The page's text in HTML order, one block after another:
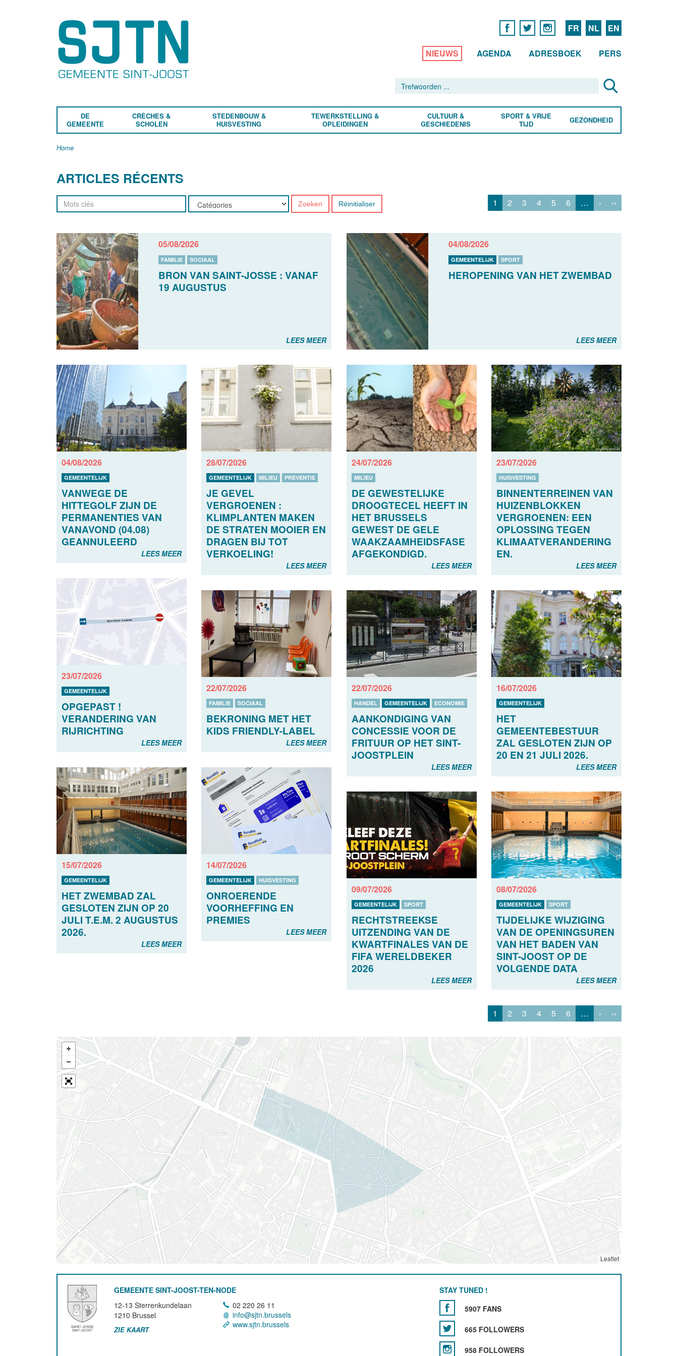
FR NL EN
NIEUWS AGENDA ADRESBOEK PERS
DE
GEMEENTE
CRÈCHES &
SCHOLEN
STEDENBOUW &
HUISVESTING
TEWERKSTELLING &
OPLEIDINGEN
CULTUUR &
GESCHIEDENIS
SPORT & VRIJE
TIJD
GEZONDHEID
Home
ARTICLES RÉCENTS
Zoeken Réinitialiser 1 2 3 4 5 6 … › ››
05/08/2026
FAMILIE SOCIAAL
BRON VAN SAINT-JOSSE : VANAF
19 AUGUSTUS
LEES MEER
04/08/2026
GEMEENTELIJK SPORT
HEROPENING VAN HET ZWEMBAD
LEES MEER
04/08/2026
GEMEENTELIJK
VANWEGE DE
HITTEGOLF ZIJN DE
PERMANENTIES VAN
VANAVOND (04.08)
GEANNULEERD
LEES MEER
28/07/2026
GEMEENTELIJK MILIEU PREVENTIE
JE GEVEL
VERGROENEN :
KLIMPLANTEN MAKEN
DE STRATEN MOOIER EN
DRAGEN BIJ TOT
VERKOELING!
LEES MEER
24/07/2026
MILIEU
DE GEWESTELIJKE
DROOGTECEL HEEFT IN
HET BRUSSELS
GEWEST DE GELE
WAAKZAAMHEIDSFASE
AFGEKONDIGD.
LEES MEER
23/07/2026
HUISVESTING
BINNENTERREINEN VAN
HUIZENBLOKKEN
VERGROENEN: EEN
OPLOSSING TEGEN
KLIMAATVERANDERING
EN.
LEES MEER
23/07/2026
GEMEENTELIJK
OPGEPAST !
VERANDERING VAN
RIJRICHTING
LEES MEER
22/07/2026
FAMILIE SOCIAAL
BEKRONING MET HET
KIDS FRIENDLY-LABEL
LEES MEER
22/07/2026
HANDEL GEMEENTELIJK ECONOMIE
AANKONDIGING VAN
CONCESSIE VOOR DE
FRITUUR OP HET SINT-
JOOSTPLEIN
LEES MEER
16/07/2026
GEMEENTELIJK
HET
GEMEENTEBESTUUR
ZAL GESLOTEN ZIJN OP
20 EN 21 JULI 2026.
LEES MEER
15/07/2026
GEMEENTELIJK
HET ZWEMBAD ZAL
GESLOTEN ZIJN OP 20
JULI T.E.M. 2 AUGUSTUS
2026.
LEES MEER
14/07/2026
GEMEENTELIJK HUISVESTING
ONROERENDE
VOORHEFFING EN
PREMIES
LEES MEER
09/07/2026
GEMEENTELIJK SPORT
RECHTSTREEKSE
UITZENDING VAN DE
KWARTFINALES VAN DE
FIFA WERELDBEKER
2026
LEES MEER
08/07/2026
GEMEENTELIJK SPORT
TIJDELIJKE WIJZIGING
VAN DE OPENINGSUREN
VAN HET BADEN VAN
SINT-JOOST OP DE
VOLGENDE DATA
LEES MEER
1 2 3 4 5 6 … › ››
Leaflet
GEMEENTE SINT-JOOST-TEN-NODE
12-13 Sterrenkundelaan
1210 Brussel
ZIE KAART
02 220 26 11
info@sjtn.brussels
www.sjtn.brussels
STAY TUNED !
5907 FANS
665 FOLLOWERS
958 FOLLOWERS